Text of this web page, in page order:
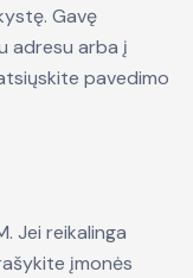
Gavę
adresu arba į
pavedimo
Jei reikalinga
įmonės